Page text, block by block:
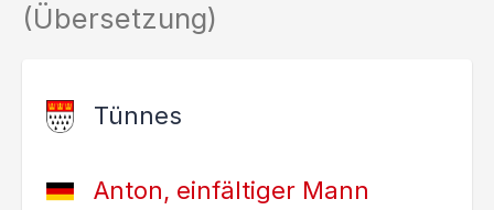
(Übersetzung)
Tünnes
Anton, einfältiger Mann